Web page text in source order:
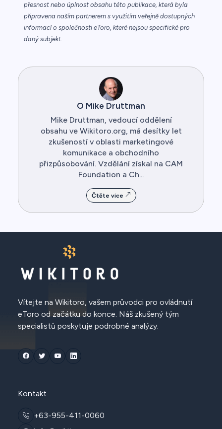
přesnost nebo úplnost obsahu této publikace, která byla
připravena naším partnerem s využitím veřejně dostupných
informací o společnosti eToro, které nejsou specifické pro
daný subjekt.
O Mike Druttman
Mike Druttman, vedoucí oddělení
obsahu ve Wikitoro.org, má desítky let
zkušeností v oblasti marketingové
komunikace a obchodního
přizpůsobování. Vzdělání získal na CAM
Foundation a Ch...
Čtěte více
Vítejte na Wikitoro, vašem průvodci pro ovládnutí
eToro od začátku do konce. Náš zkušený tým
specialistů poskytuje podrobné analýzy.
Kontakt
+63-955-411-0060